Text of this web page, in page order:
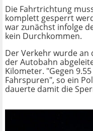
Die Fahrtrichtung
komplett gesperrt
war zunächst infolge
kein Durchkommen.
Der Verkehr wurde an
der Autobahn
Kilometer. "Gegen
Fahrspuren", so ein
dauerte damit die